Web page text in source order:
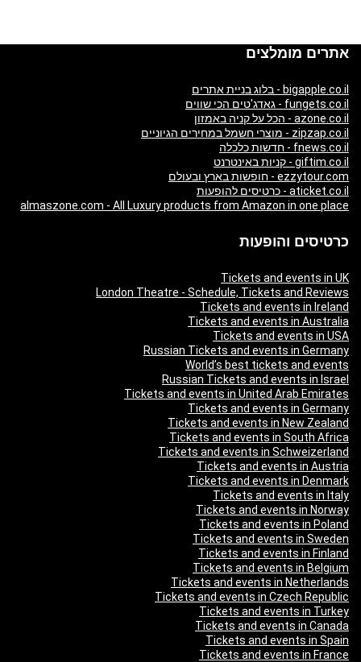
אתרים מומלצים
bigapple.co.il - בלוג בניית אתרים
fungets.co.il - גאדג'טים הכי שווים
azone.co.il - הכל על קניה באמזון
zipzap.co.il - מוצרי חשמל במחירים הגיוניים
fnews.co.il - חדשות כלכלה
giftim.co.il - קניות באינטרנט
ezzytour.com - חופשות בארץ ובעולם
aticket.co.il - כרטיסים להופעות
almaszone.com - All Luxury products from Amazon in one place
כרטיסים והופעות
Tickets and events in UK
London Theatre - Schedule, Tickets and Reviews
Tickets and events in Ireland
Tickets and events in Australia
Tickets and events in USA
Russian Tickets and events in Germany
World’s best tickets and events
Russian Tickets and events in Israel
Tickets and events in United Arab Emirates
Tickets and events in Germany
Tickets and events in New Zealand
Tickets and events in South Africa
Tickets and events in Schweizerland
Tickets and events in Austria
Tickets and events in Denmark
Tickets and events in Italy
Tickets and events in Norway
Tickets and events in Poland
Tickets and events in Sweden
Tickets and events in Finland
Tickets and events in Belgium
Tickets and events in Netherlands
Tickets and events in Czech Republic
Tickets and events in Turkey
Tickets and events in Canada
Tickets and events in Spain
Tickets and events in France